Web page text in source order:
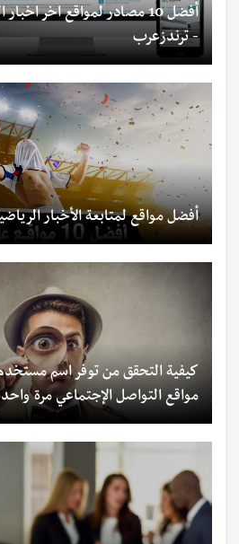
أفضل 10 مصادر لمواقع اخر
- ترندزعرب
أفضل مواقع لمتابعة الأخبار
كيفية التحقق من توفر اسم
مواقع التواصل الإجتماعي مرة